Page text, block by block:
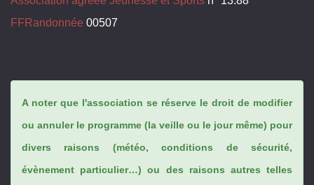
FFRandonnée 00507
A noter que l'association se réserve le droit de modifier
ou annuler le programme (la veille ou le jour même) pour
divers raisons (météo, conditions de sécurité,
évènement particulier…) ou des raisons autres telles